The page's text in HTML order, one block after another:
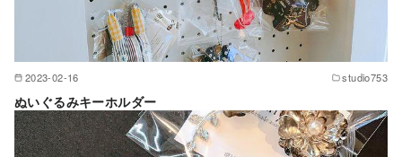
2023-02-16 studio753
ぬいぐるみキーホルダー